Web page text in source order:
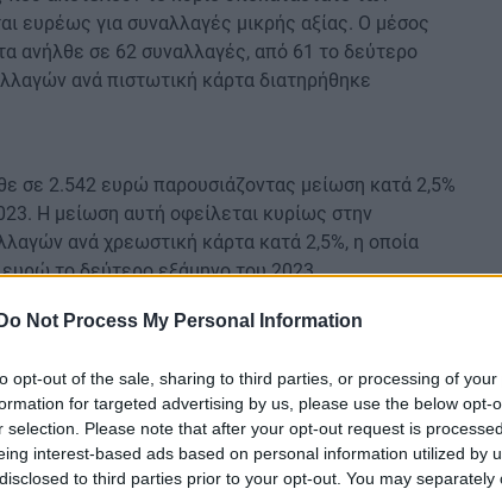
Do Not Process My Personal Information
opt-out of the sale, sharing to third parties, or processing of
for targeted advertising by us, please use the below opt-
selection. Please note that after your opt-out request is
interest-based ads based on personal information utilized by
to third parties prior to your opt-out. You may separately
ευρέως για συναλλαγές μικρής αξίας. Ο μέσος
ανήλθε σε 62 συναλλαγές, από 61 το δεύτερο
ανά πιστωτική κάρτα διατηρήθηκε
σε 2.542 ευρώ παρουσιάζοντας μείωση κατά 2,5%
Η μείωση αυτή οφείλεται κυρίως στην
ανά χρεωστική κάρτα κατά 2,5%, η οποία
το δεύτερο εξάμηνο του 2023.
μειώθηκε οριακά κατά 0,3% και διαμορφώθηκε
εξάμηνο του 2023.
των καρτών μειώθηκε κατά 4,5% σε 44 ευρώ, από
τάση της μέσης αξίας ανά συναλλαγή των
την ολοένα μεγαλύτερη χρήση των καρτών